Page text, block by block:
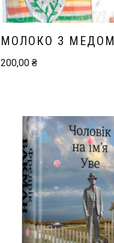
МОЛОКО З МЕДОМ
200,00 ₴